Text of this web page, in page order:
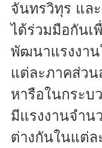
จันทรวิทุร แล
ได้ร่วมมือกันเ
พัฒนาแรงงา
แต่ละภาคส่ว
หารือในกระบ
มีแรงงานจำ
ต่างกันในแต่